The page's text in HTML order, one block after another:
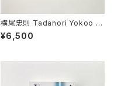
横尾忠則 Tadanori Yokoo |
横尾忠則遺作集
¥6,500